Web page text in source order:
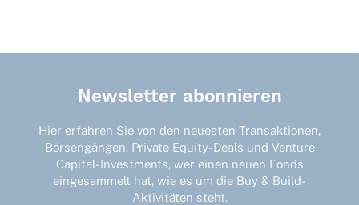
Newsletter abonnieren
Hier erfahren Sie von den neuesten Transaktionen,
Börsengängen, Private Equity-Deals und Venture
Capital-Investments, wer einen neuen Fonds
eingesammelt hat, wie es um die Buy & Build-
Aktivitäten steht.